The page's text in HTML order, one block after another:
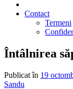
Contact
Termeni
Întâlnirea
Publicat în 19
Sandu